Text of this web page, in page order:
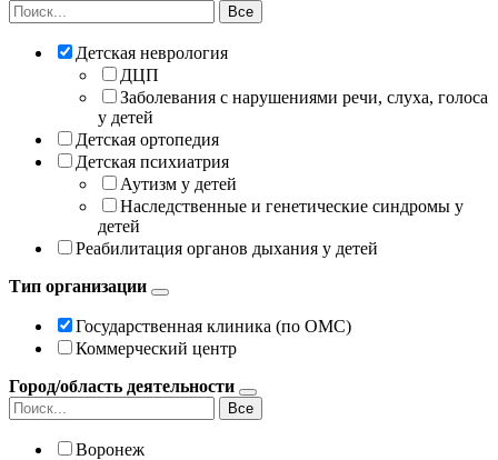
Все
Детская неврология
ДЦП
Заболевания с нарушениями речи, слуха, голоса
у детей
Детская ортопедия
Детская психиатрия
Аутизм у детей
Наследственные и генетические синдромы у
детей
Реабилитация органов дыхания у детей
Тип организации
Государственная клиника (по ОМС)
Коммерческий центр
Город/область деятельности
Все
Воронеж